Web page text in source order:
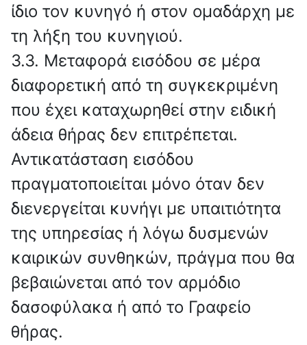
ίδιο τον κυνηγό ή στον ομαδάρχη με
τη λήξη του κυνηγιού.
3.3. Μεταφορά εισόδου σε μέρα
διαφορετική από τη συγκεκριμένη
που έχει καταχωρηθεί στην ειδική
άδεια θήρας δεν επιτρέπεται.
Αντικατάσταση εισόδου
πραγματοποιείται μόνο όταν δεν
διενεργείται κυνήγι με υπαιτιότητα
της υπηρεσίας ή λόγω δυσμενών
καιρικών συνθηκών, πράγμα που θα
βεβαιώνεται από τον αρμόδιο
δασοφύλακα ή από το Γραφείο
θήρας.